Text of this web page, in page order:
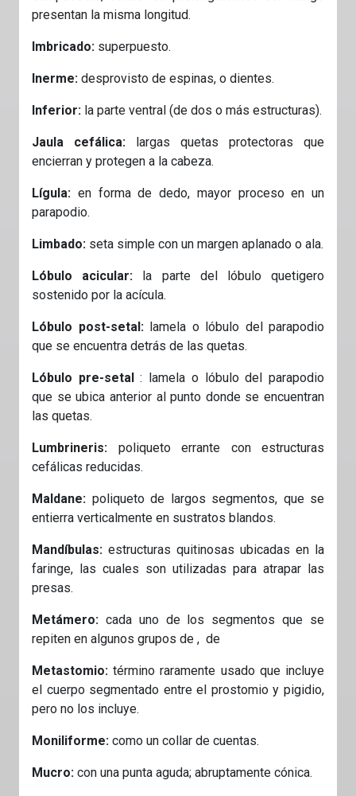
presentan la misma longitud.
Imbricado: superpuesto.
Inerme: desprovisto de espinas, o dientes.
Inferior: la parte ventral (de dos o más estructuras).
Jaula cefálica: largas quetas protectoras que
encierran y protegen a la cabeza.
Lígula: en forma de dedo, mayor proceso en un
parapodio.
Limbado: seta simple con un margen aplanado o ala.
Lóbulo acicular: la parte del lóbulo quetigero
sostenido por la acícula.
Lóbulo post-setal:lamela o lóbulo del parapodio
que se encuentra detrás de las quetas.
Lóbulo pre-setal: lamela o lóbulo del parapodio
que se ubica anterior al punto donde se encuentran
las quetas.
Lumbrineris: poliqueto errante con estructuras
cefálicas reducidas.
Maldane: poliqueto de largos segmentos, que se
entierra verticalmente en sustratos blandos.
Mandíbulas: estructuras quitinosas ubicadas en la
faringe, las cuales son utilizadas para atrapar las
presas.
Metámero: cada uno de los segmentos que se
repiten en algunos grupos de , de
Metastomio: término raramente usado que incluye
el cuerpo segmentado entre el prostomio y pigidio,
pero no los incluye.
Moniliforme: como un collar de cuentas.
Mucro: con una punta aguda; abruptamente cónica.